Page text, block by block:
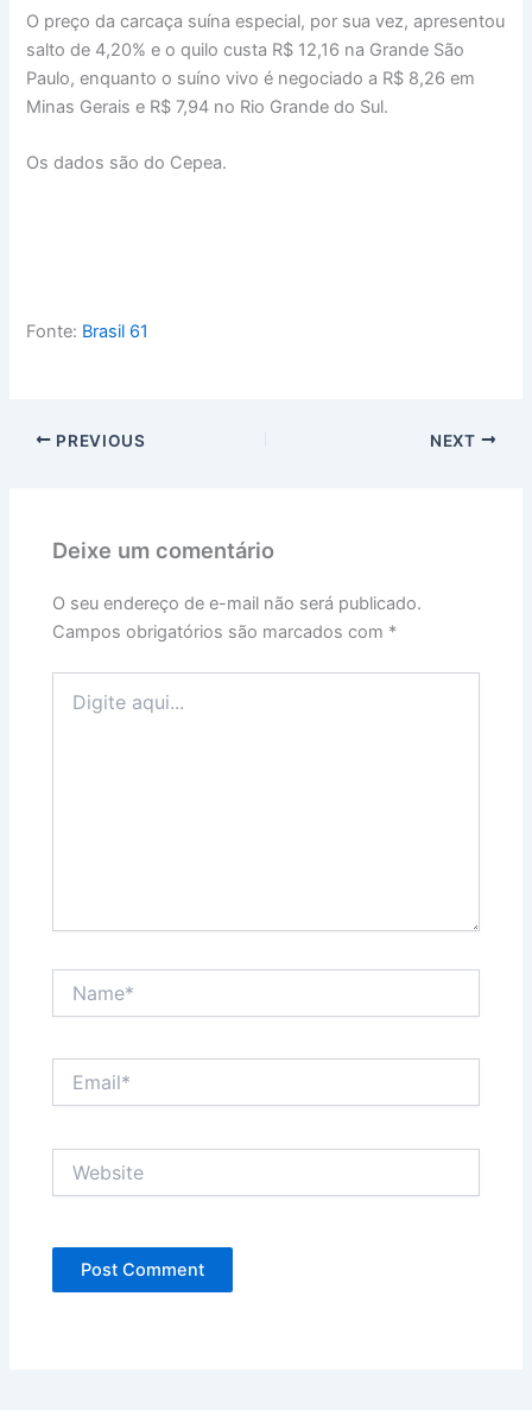
O preço da carcaça suína especial, por sua vez, apresentou
salto de 4,20% e o quilo custa R$ 12,16 na Grande São
Paulo, enquanto o suíno vivo é negociado a R$ 8,26 em
Minas Gerais e R$ 7,94 no Rio Grande do Sul.
Os dados são do Cepea.
Fonte: Brasil 61
PREVIOUS NEXT
Deixe um comentário
O seu endereço de e-mail não será publicado.
Campos obrigatórios são marcados com *
aqui...